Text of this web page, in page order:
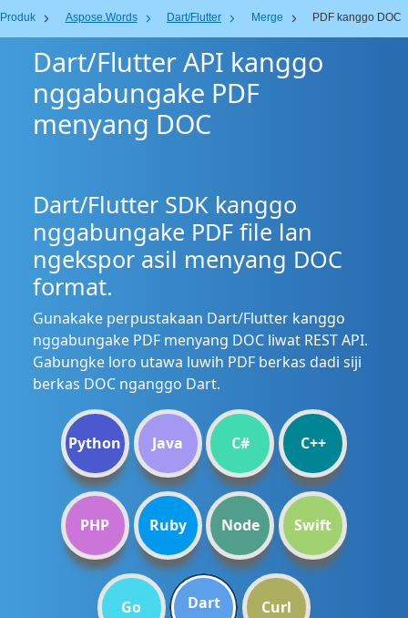
Produk Aspose.Words Dart/Flutter Merge PDF kanggo DOC
Dart/Flutter API kanggo
nggabungake PDF
menyang DOC
Dart/Flutter SDK kanggo
nggabungake PDF file lan
ngekspor asil menyang DOC
format.
Gunakake perpustakaan Dart/Flutter kanggo
nggabungake PDF menyang DOC liwat REST API.
Gabungke loro utawa luwih PDF berkas dadi siji
berkas DOC nganggo Dart.
Python Java C# C++
PHP Ruby Node Swift
Go Dart Curl